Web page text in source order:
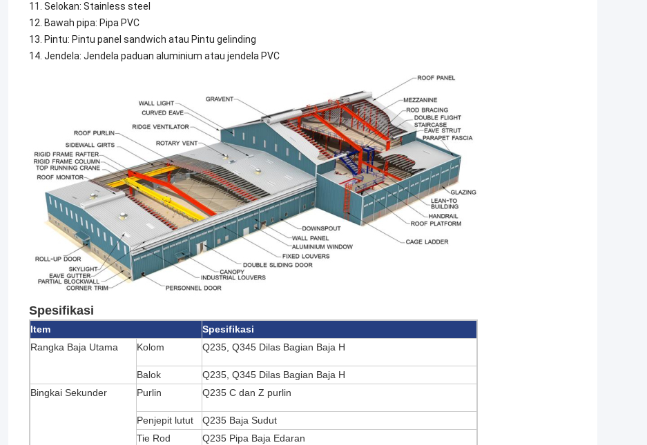
11. Selokan: Stainless steel
12. Bawah pipa: Pipa PVC
13. Pintu: Pintu panel sandwich atau Pintu gelinding
14. Jendela: Jendela paduan aluminium atau jendela PVC
Spesifikasi
Item
Spesifikasi
Rangka Baja Utama
Kolom Q235, Q345 Dilas Bagian Baja H
Balok
Q235, Q345 Dilas Bagian Baja H
Bingkai Sekunder
Purlin Q235 C dan Z purlin
Penjepit lutut
Q235 Baja Sudut
Tie Rod
Q235 Pipa Baja Edaran